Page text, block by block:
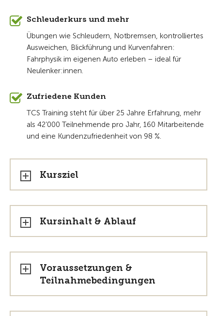
Schleuderkurs und mehr
Übungen wie Schleudern, Notbremsen, kontrolliertes
Ausweichen, Blickführung und Kurvenfahren:
Fahrphysik im eigenen Auto erleben – ideal für
Neulenker:innen.
Zufriedene Kunden
TCS Training steht für über 25 Jahre Erfahrung, mehr
als 42’000 Teilnehmende pro Jahr, 160 Mitarbeitende
und eine Kundenzufriedenheit von 98 %.
Kursziel
Kursinhalt & Ablauf
Voraussetzungen &
Teilnahmebedingungen